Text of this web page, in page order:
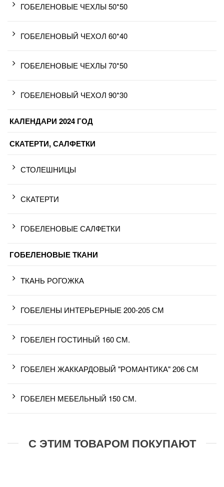
ГОБЕЛЕНОВЫЕ ЧЕХЛЫ 50*50
ГОБЕЛЕНОВЫЙ ЧЕХОЛ 60*40
ГОБЕЛЕНОВЫЕ ЧЕХЛЫ 70*50
ГОБЕЛЕНОВЫЙ ЧЕХОЛ 90*30
КАЛЕНДАРИ 2024 ГОД
СКАТЕРТИ, САЛФЕТКИ
СТОЛЕШНИЦЫ
СКАТЕРТИ
ГОБЕЛЕНОВЫЕ САЛФЕТКИ
ГОБЕЛЕНОВЫЕ ТКАНИ
ТКАНЬ РОГОЖКА
ГОБЕЛЕНЫ ИНТЕРЬЕРНЫЕ 200-205 СМ
ГОБЕЛЕН ГОСТИНЫЙ 160 СМ.
ГОБЕЛЕН ЖАККАРДОВЫЙ "РОМАНТИКА" 206 СМ
ГОБЕЛЕН МЕБЕЛЬНЫЙ 150 СМ.
С ЭТИМ ТОВАРОМ ПОКУПАЮТ